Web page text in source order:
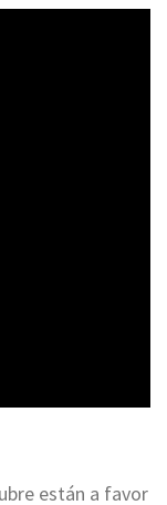
están a favor